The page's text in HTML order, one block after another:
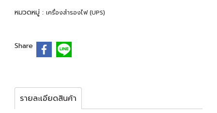
หมวดหมู่ : เครื่องสำรองไฟ (UPS)
Share
รายละเอียดสินค้า